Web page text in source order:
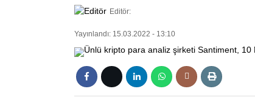
Editör:
Yayınlandı: 15.03.2022 - 13:10